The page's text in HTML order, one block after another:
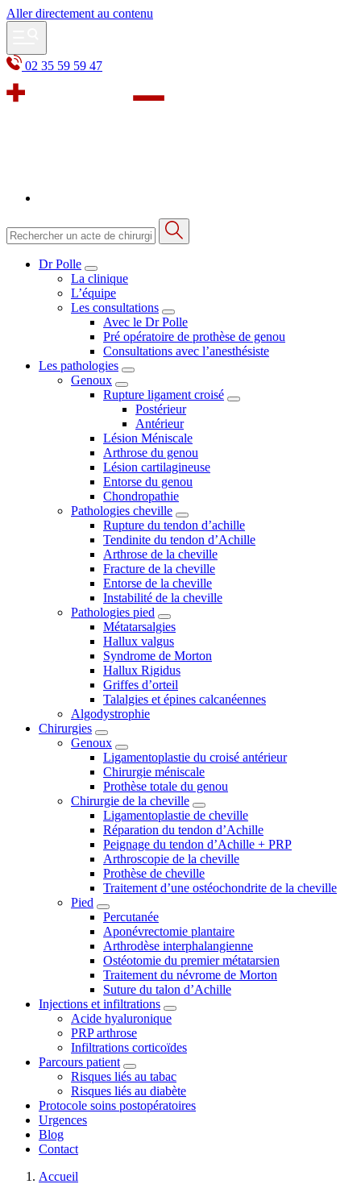
Aller directement au contenu
02 35 59 59 47
Dr Polle
La clinique
L’équipe
Les consultations
Avec le Dr Polle
Pré opératoire de prothèse de genou
Consultations avec l’anesthésiste
Les pathologies
Genoux
Rupture ligament croisé
Postérieur
Antérieur
Lésion Méniscale
Arthrose du genou
Lésion cartilagineuse
Entorse du genou
Chondropathie
Pathologies cheville
Rupture du tendon d’achille
Tendinite du tendon d’Achille
Arthrose de la cheville
Fracture de la cheville
Entorse de la cheville
Instabilité de la cheville
Pathologies pied
Métatarsalgies
Hallux valgus
Syndrome de Morton
Hallux Rigidus
Griffes d’orteil
Talalgies et épines calcanéennes
Algodystrophie
Chirurgies
Genoux
Ligamentoplastie du croisé antérieur
Chirurgie méniscale
Prothèse totale du genou
Chirurgie de la cheville
Ligamentoplastie de cheville
Réparation du tendon d’Achille
Peignage du tendon d’Achille + PRP
Arthroscopie de la cheville
Prothèse de cheville
Traitement d’une ostéochondrite de la cheville
Pied
Percutanée
Aponévrectomie plantaire
Arthrodèse interphalangienne
Ostéotomie du premier métatarsien
Traitement du névrome de Morton
Suture du talon d’Achille
Injections et infiltrations
Acide hyaluronique
PRP arthrose
Infiltrations corticoïdes
Parcours patient
Risques liés au tabac
Risques liés au diabète
Protocole soins postopératoires
Urgences
Blog
Contact
Accueil